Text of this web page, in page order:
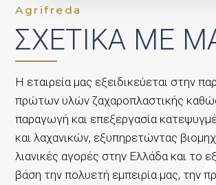
Agrifreda
ΣΧΕΤΙΚΑ ΜΕ
Η εταιρεία μας εξειδικεύεται στην
πρώτων υλών ζαχαροπλαστικής
παραγωγή και επεξεργασία
και λαχανικών, εξυπηρετώντας
λιανικές αγορές στην Ελλάδα και το
βάση την πολυετή εμπειρία μας, την